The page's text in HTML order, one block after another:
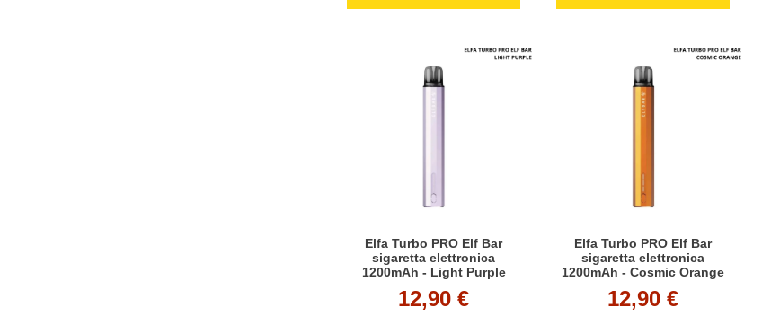
Elfa Turbo PRO Elf Bar
sigaretta elettronica
1200mAh - Light Purple
12,90 €
Elfa Turbo PRO Elf Bar
sigaretta elettronica
1200mAh - Cosmic Orange
12,90 €